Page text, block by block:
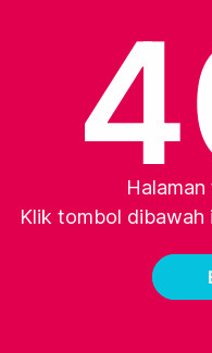
Klik tombol dibawah